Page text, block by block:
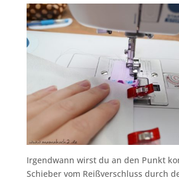
Irgendwann wirst du an den Punkt
Schieber vom Reißverschluss durch